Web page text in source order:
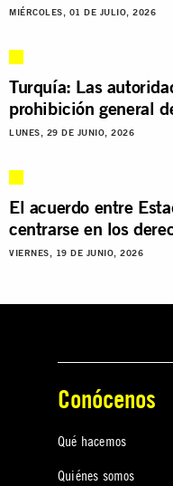
MIÉRCOLES, 01 DE JULIO, 2026
Turquía: Las
prohibición general
LUNES, 29 DE JUNIO, 2026
El acuerdo entre
centrarse en los
VIERNES, 19 DE JUNIO, 2026
Conócenos
Qué hacemos
Quiénes somos